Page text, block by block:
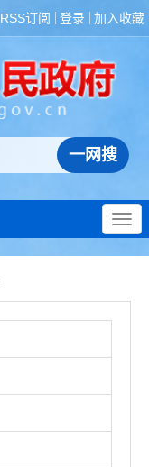
RSS订阅 登录 加入收藏